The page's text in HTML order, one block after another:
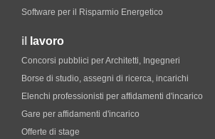
Software per il Risparmio Energetico
il lavoro
Concorsi pubblici per Architetti, Ingegneri
Borse di studio, assegni di ricerca, incarichi
Elenchi professionisti per affidamenti d'incarico
Gare per affidamenti d'incarico
Offerte di stage